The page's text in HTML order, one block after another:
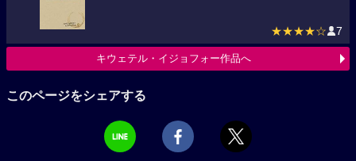
★★★★☆ 7
キウェテル・イジョフォー作品へ
このページをシェアする